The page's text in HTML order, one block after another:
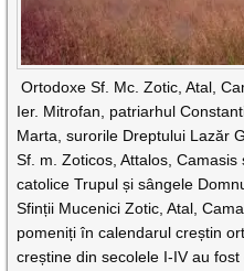
Ortodoxe Sf. Mc. Zotic, Atal,
Ier. Mitrofan, patriarhul
Marta, surorile Dreptului Lazăr
Sf. m. Zoticos, Attalos,
catolice Trupul și sângele
Sfinții Mucenici Zotic, Atal,
pomeniți în calendarul creștin
creștine din secolele I-IV au